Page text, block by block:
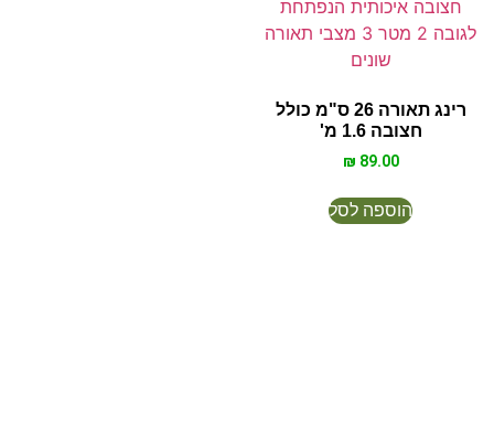
רינג תאורה 26 ס"מ כולל
חצובה 1.6 מ'
₪ 89.00
הוספה לסל